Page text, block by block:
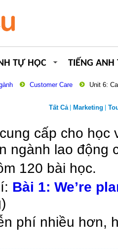
TỰ HỌC TIẾNG ANH
Customer Care Unit 6:
Tất Cả Marketing
cấp cho
ngành lao động
120 bài học.
Bài 1: We’re
phí nhiều hơn,